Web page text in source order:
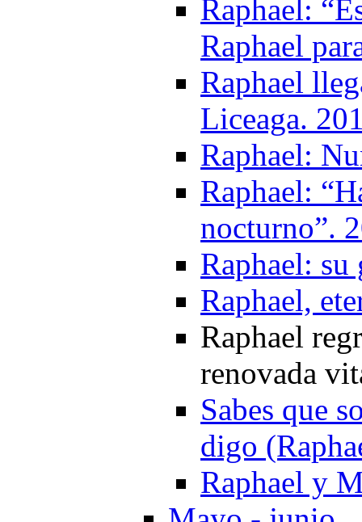
Raphael:
Raphael
Raphael
Liceaga.
Raphael:
Raphael:
nocturno”.
Raphael:
Raphael,
Raphael
renovada
Sabes que
digo
Raphael y